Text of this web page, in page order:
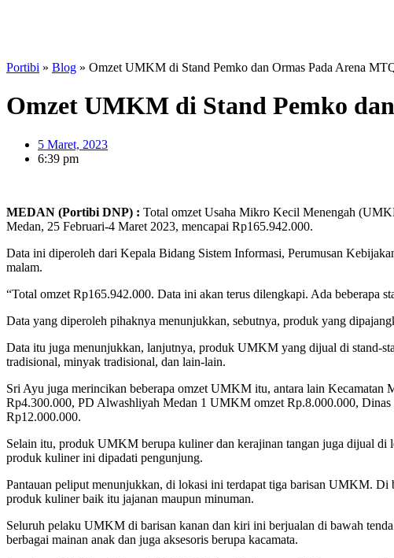
Portibi » Blog » Omzet UMKM di Stand Pemko dan Ormas Pada Arena
Omzet UMKM di Stand Pemko
5 Maret, 2023
6:39 pm
MEDAN (Portibi DNP) : Total omzet Usaha Mikro Kecil Menengah
Medan, 25 Februari-4 Maret 2023, mencapai Rp165.942.000.
Data ini diperoleh dari Kepala Bidang Sistem Informasi, Perumusan
malam.
“Total omzet Rp165.942.000. Data ini akan terus dilengkapi. Ada beberapa
Data yang diperoleh pihaknya menunjukkan, sebutnya, produk yang
Data itu juga menunjukkan, lanjutnya, produk UMKM yang dijual di stand-
tradisional, minyak tradisional, dan lain-lain.
Sri Ayu juga merincikan beberapa omzet UMKM itu, antara lain
Rp4.300.000, PD Alwashliyah Medan 1 UMKM omzet Rp.8.000.000,
Rp12.000.000.
Selain itu, produk UMKM berupa kuliner dan kerajinan tangan juga dijual
produk kuliner ini dipadati pengunjung.
Pantauan peliput menunjukkan, di lokasi ini terdapat tiga barisan UMKM. Di
produk kuliner baik itu jajanan maupun minuman.
Seluruh pelaku UMKM di barisan kanan dan kiri ini berjualan di bawah
berbagai mainan anak dan juga aksesoris berupa kacamata.